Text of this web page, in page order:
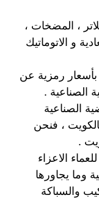
، المضخات ،
و الاتوماتيك
بأسعار رمزية عن
الصناعية .
الصناعية
، فنحن
.
الاعزاء
وما يجاورها
والسباكة